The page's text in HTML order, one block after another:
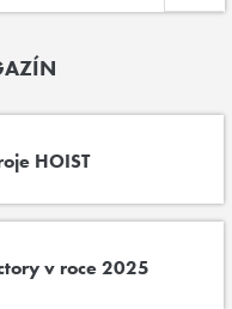
HOIST
v roce 2025